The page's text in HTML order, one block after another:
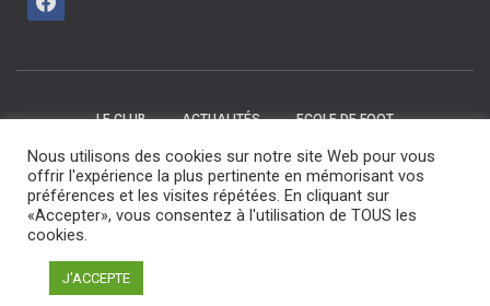
LE CLUB ACTUALITÉS ECOLE DE FOOT
CATÉGORIES U15 / U17 SENIORS LES COMMISSIONS
NOS ARBITRES
ESPV 2025 tout droit réservé | Maintenu par F Design
Nous utilisons des cookies sur notre site Web pour vous
offrir l'expérience la plus pertinente en mémorisant vos
préférences et les visites répétées. En cliquant sur
«Accepter», vous consentez à l'utilisation de TOUS les
cookies.
J'ACCEPTE